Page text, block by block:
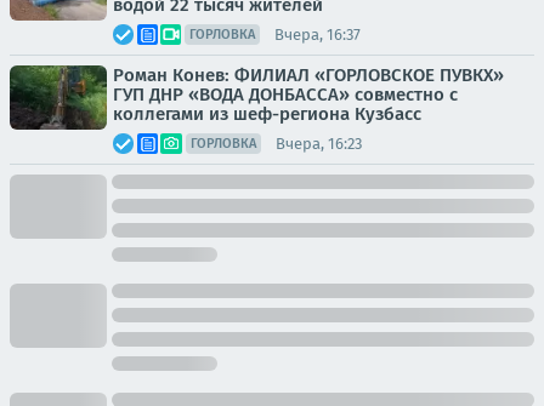
водой 22 тысяч жителей
ГОРЛОВКА Вчера, 16:37
Роман Конев: ФИЛИАЛ «ГОРЛОВСКОЕ ПУВКХ»
ГУП ДНР «ВОДА ДОНБАССА» совместно с
коллегами из шеф-региона Кузбасс
ГОРЛОВКА Вчера, 16:23